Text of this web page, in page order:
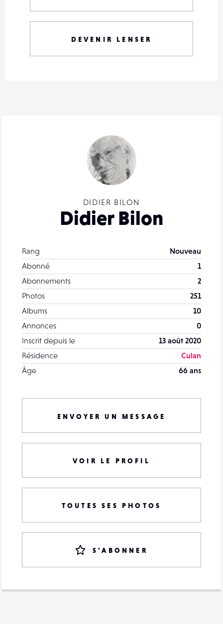
DIDIER BILON
Didier Bilon
Rang
Nouveau
Abonné
1
Abonnements
2
Photos
251
Albums
10
Annonces
0
Inscrit depuis le
13 août 2020
Résidence
Culan
Âge
66 ans
ENVOYER UN MESSAGE
VOIR LE PROFIL
TOUTES SES PHOTOS
S'ABONNER
DEVENIR LENSER